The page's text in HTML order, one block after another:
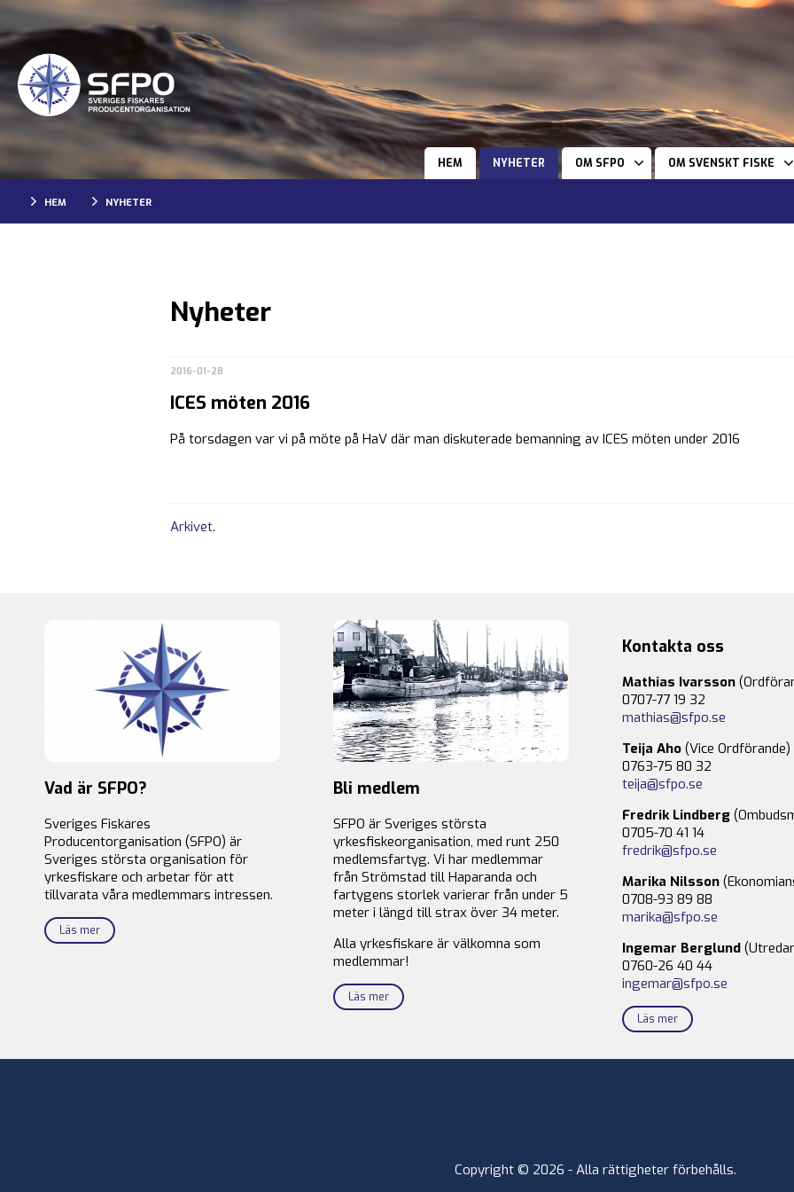
HEM NYHETER OM SFPO OM SVENSKT FISKE
HEM NYHETER
Nyheter
2016-01-28
ICES möten 2016
På torsdagen var vi på möte på HaV där man diskuterade bemanning av ICES möten under 2016
Arkivet.
Vad är SFPO?
Sveriges Fiskares
Producentorganisation (SFPO) är
Sveriges största organisation för
yrkesfiskare och arbetar för att
tillvarata våra medlemmars intressen.
Läs mer
Bli medlem
SFPO är Sveriges största
yrkesfiskeorganisation, med runt 250
medlemsfartyg. Vi har medlemmar
från Strömstad till Haparanda och
fartygens storlek varierar från under 5
meter i längd till strax över 34 meter.
Alla yrkesfiskare är välkomna som
medlemmar!
Läs mer
Kontakta oss
Mathias Ivarsson
0707-77 19 32
mathias@sfpo.se
Teija Aho (Vice Ordförande)
0763-75 80 32
teija@sfpo.se
Fredrik Lindberg
0705-70 41 14
fredrik@sfpo.se
Marika Nilsson
0708-93 89 88
marika@sfpo.se
Ingemar Berglund
0760-26 40 44
ingemar@sfpo.se
Läs mer
Copyright © 2026 - Alla rättigheter förbehålls.